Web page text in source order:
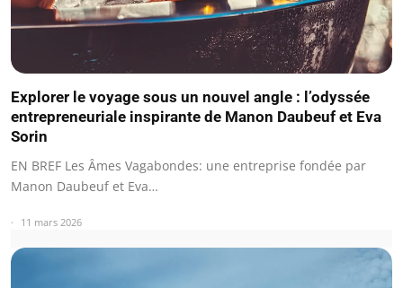
Explorer le voyage sous un nouvel angle : l’odyssée
entrepreneuriale inspirante de Manon Daubeuf et Eva
Sorin
EN BREF Les Âmes Vagabondes: une entreprise fondée par
Manon Daubeuf et Eva…
11 mars 2026